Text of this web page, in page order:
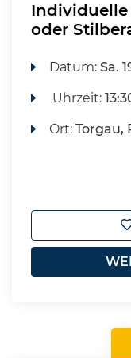
oder
Datum:Sa.
Uhrzeit:
Ort:Torgau,